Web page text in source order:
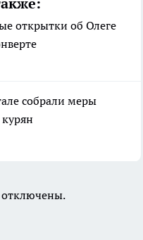
открытки об Олеге
собрали меры
отключены.